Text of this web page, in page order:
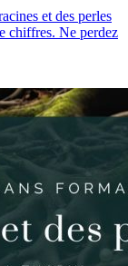
et des perles
chiffres. Ne perdez